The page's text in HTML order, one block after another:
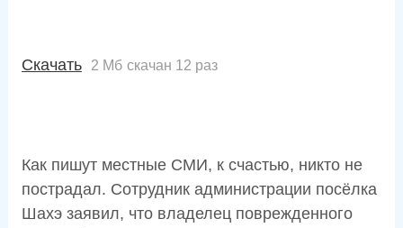
Скачать 2 Мб скачан 12 раз
Как пишут местные СМИ, к счастью, никто не
пострадал. Сотрудник администрации посёлка
Шахэ заявил, что владелец поврежденного